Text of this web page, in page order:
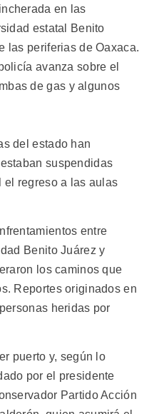
en las
estatal Benito
las periferias de Oaxaca.
avanza sobre el
de gas y algunos
del estado han
suspendidas
el regreso a las aulas
entre
Benito Juárez y
los caminos que
Reportes originados en
heridas por
puerto y, según lo
por el presidente
Partido Acción